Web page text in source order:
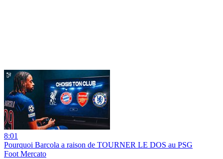
8:01
Pourquoi Barcola a raison de TOURNER LE DOS au PSG
Foot Mercato